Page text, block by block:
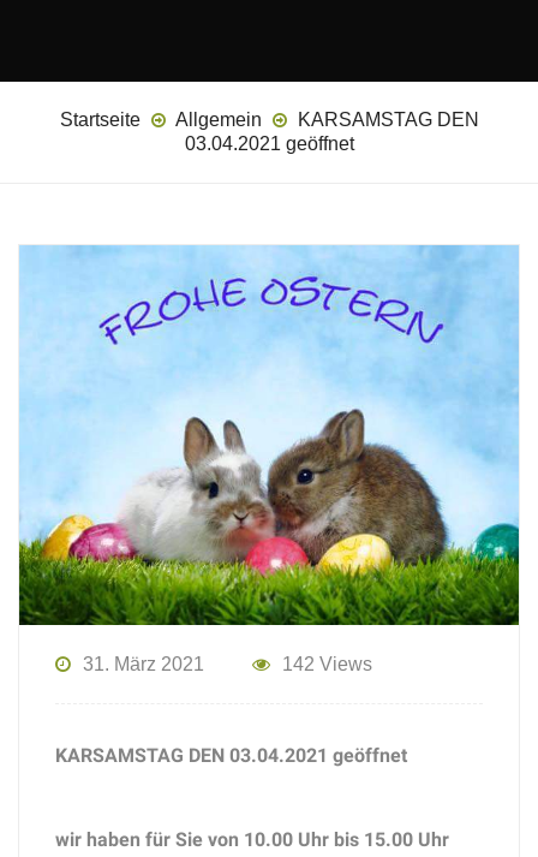
Startseite Allgemein
KARSAMSTAG DEN
03.04.2021 geöffnet
31. März 2021 142 Views
KARSAMSTAG DEN 03.04.2021 geöffnet
wir haben für Sie von 10.00 Uhr bis 15.00 Uhr